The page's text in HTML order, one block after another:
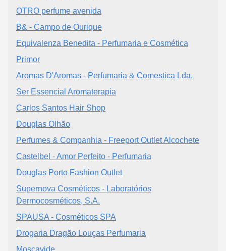
OTRO perfume avenida
B& - Campo de Ourique
Equivalenza Benedita - Perfumaria e Cosmética
Primor
Aromas D'Aromas - Perfumaria & Comestica Lda.
Ser Essencial Aromaterapia
Carlos Santos Hair Shop
Douglas Olhão
Perfumes & Companhia - Freeport Outlet Alcochete
Castelbel - Amor Perfeito - Perfumaria
Douglas Porto Fashion Outlet
Supernova Cosméticos - Laboratórios
Dermocosméticos, S.A.
SPAUSA - Cosméticos SPA
Drogaria Dragão Louças Perfumaria